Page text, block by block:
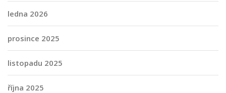
ledna 2026
prosince 2025
listopadu 2025
října 2025